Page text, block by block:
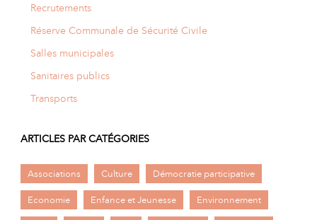
Recrutements
Réserve Communale de Sécurité Civile
Salles municipales
Sanitaires publics
Transports
ARTICLES PAR CATÉGORIES
Associations Culture Démocratie participative
Economie Enfance et Jeunesse Environnement